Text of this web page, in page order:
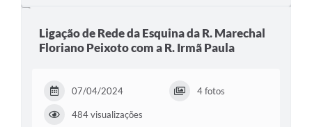
Ligação de Rede da Esquina da R. Marechal
Floriano Peixoto com a R. Irmã Paula
07/04/2024 4 fotos
484 visualizações